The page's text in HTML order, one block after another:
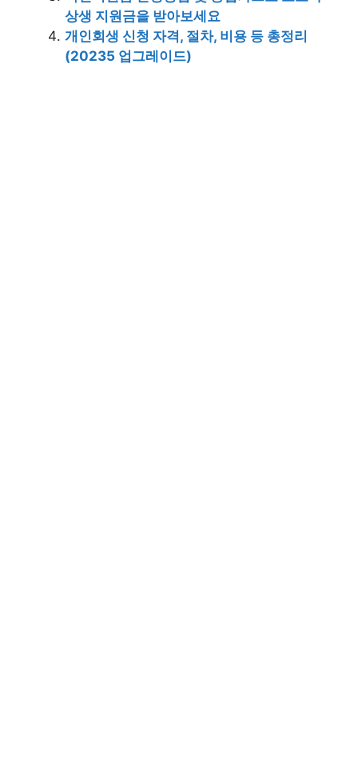
상생 지원금을 받아보세요
개인회생 신청 자격, 절차, 비용 등 총정리
(20235 업그레이드)